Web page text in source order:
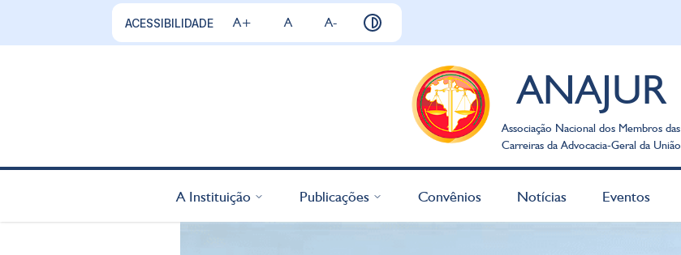
ACESSIBILIDADE A+ A A-
ANAJUR
Associação Nacional dos Membros das
Carreiras da Advocacia-Geral da União
A Instituição Publicações Convênios Notícias Eventos